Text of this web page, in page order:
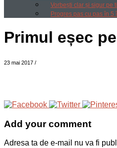
Vorbești clar și sigur pe
Progres pas cu pas în
Primul eșec
23 mai 2017 /
Add your comment
Adresa ta de e-mail nu va fi